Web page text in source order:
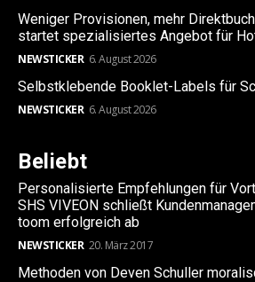
Weniger Provisionen, mehr
startet spezialisiertes Angebot für
NEWSTICKER 6. August 2026
Selbstklebende Booklet-Labels für
NEWSTICKER 6. August 2026
Beliebt
Personalisierte Empfehlungen für
SHS VIVEON schließt
toom erfolgreich ab
NEWSTICKER 20. März 2017
Methoden von Deven Schuller